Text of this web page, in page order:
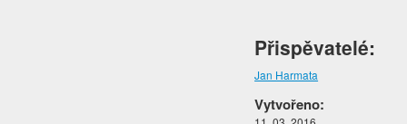
Přispěvatelé:
Jan Harmata
Vytvořeno: